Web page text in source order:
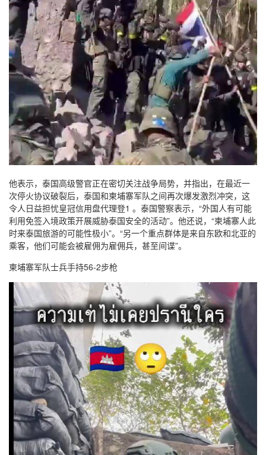
他表示，泰国高级警官正在密切关注战争局势，并指出，在最近一
次停火协议破裂后，泰国和柬埔寨军队之间再次爆发激烈冲突，这
令人日益担忧皇冠信用盘代理登1 。泰国警察表示，“外国人有可能
利用免签入境政策开展威胁泰国安全的活动”。他还说，“柬埔寨人此
时来泰国旅游的可能性极小”。“另一个重点群体是来自东欧和北亚的
乘客，他们可能会被雇佣为雇佣兵，甚至间谍”。
柬埔寨军队士兵手持56-2步枪